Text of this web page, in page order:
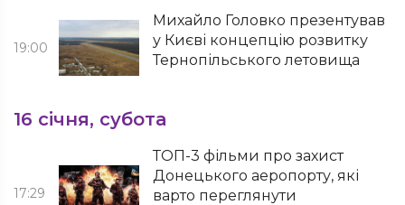
19:00
Михайло Головко презентував
у Києві концепцію розвитку
Тернопільського летовища
16 січня, субота
17:29
ТОП-3 фільми про захист
Донецького аеропорту, які
варто переглянути